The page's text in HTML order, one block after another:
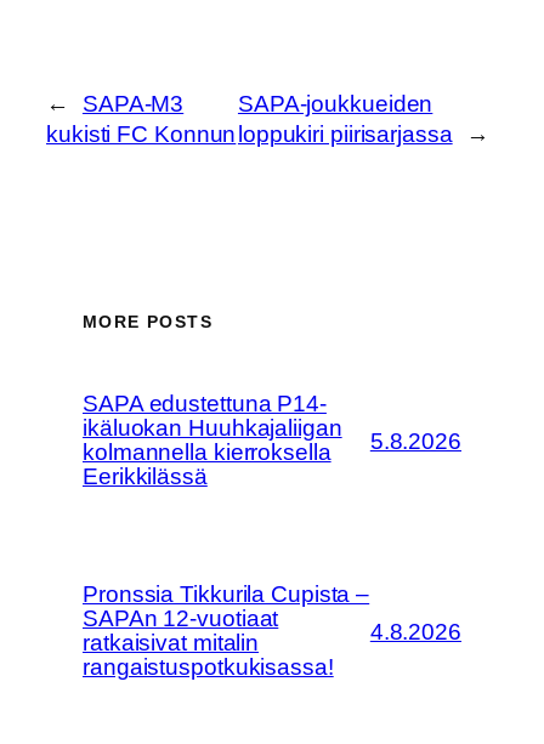
←
SAPA-M3
kukisti FC Konnun
SAPA-joukkueiden
loppukiri piirisarjassa
→
MORE POSTS
SAPA edustettuna P14-
ikäluokan Huuhkajaliigan
kolmannella kierroksella
Eerikkilässä
5.8.2026
Pronssia Tikkurila Cupista –
SAPAn 12-vuotiaat
ratkaisivat mitalin
rangaistuspotkukisassa!
4.8.2026